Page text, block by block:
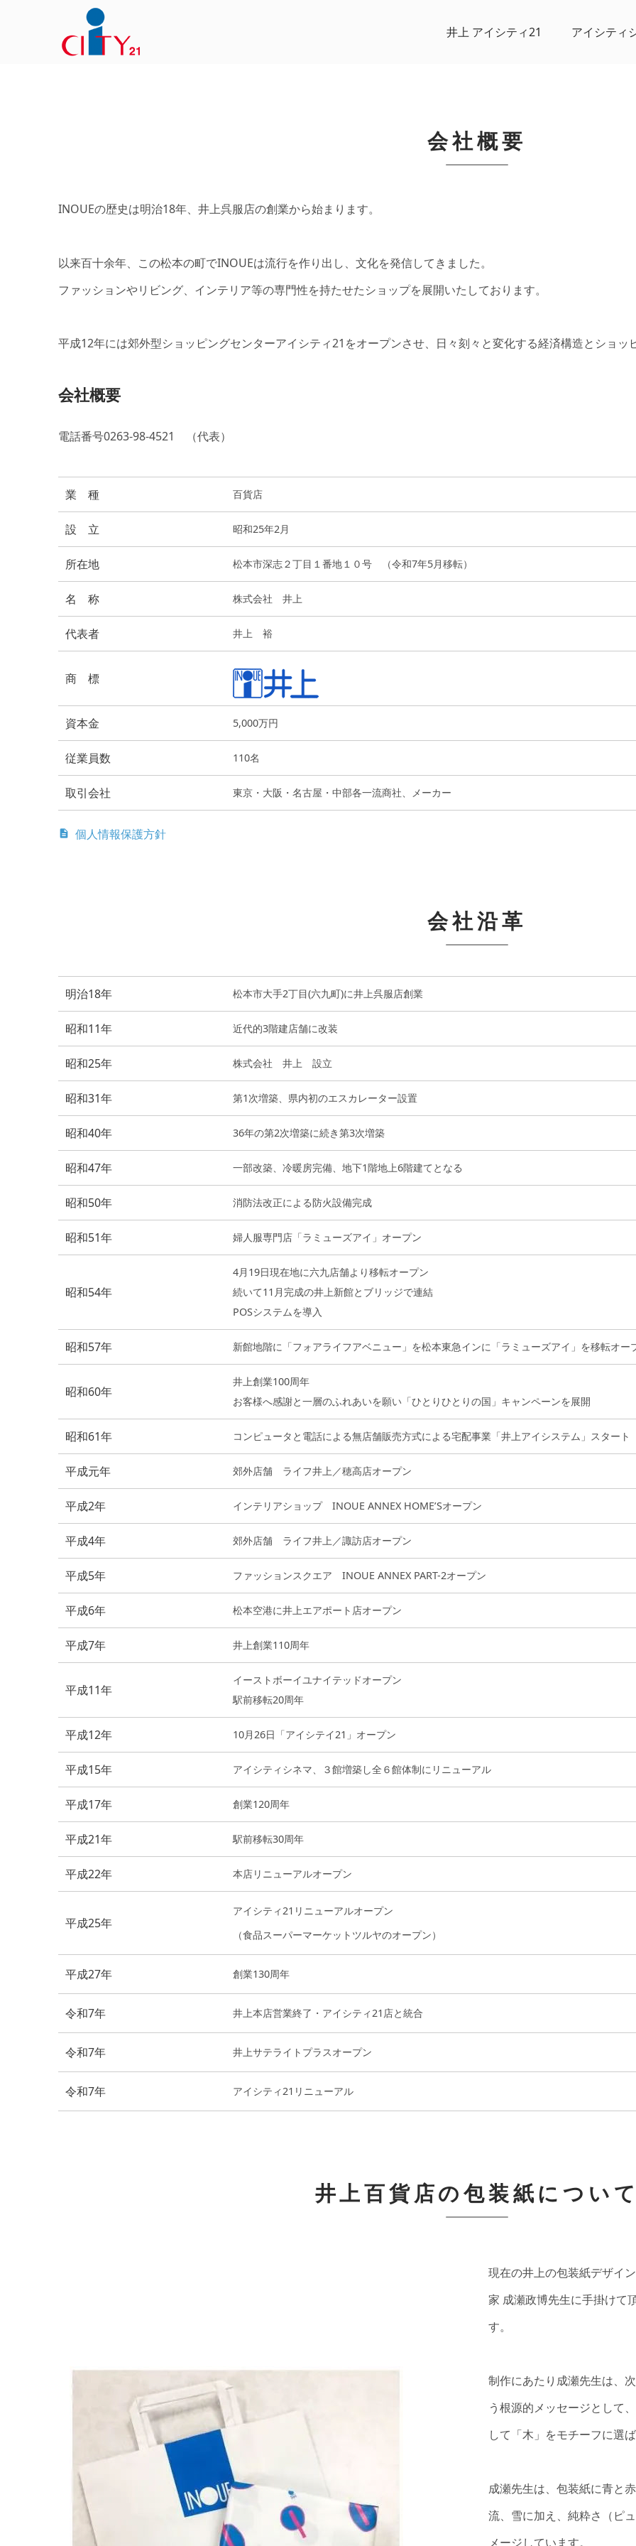
井上 アイシティ21 アイシティ
会社概要
INOUEの歴史は明治18年、井上呉服店の創業から始まります。
以来百十余年、この松本の町でINOUEは流行を作り出し、文化を発信してきました。
ファッションやリビング、インテリア等の専門性を持たせたショップを展開いたしております。
平成12年には郊外型ショッピングセンターアイシティ21をオープンさせ、日々刻々と変化する経済構造とショ
会社概要
電話番号0263-98-4521 （代表）
業 種 百貨店
設 立 昭和25年2月
所在地 松本市深志２丁目１番地１０号 （令和7年5月移転）
名 称 株式会社 井上
代表者 井上 裕
商 標
資本金 5,000万円
従業員数 110名
取引会社 東京・大阪・名古屋・中部各一流商社、メーカー
description 個人情報保護方針
会社沿革
明治18年 松本市大手2丁目(六九町)に井上呉服店創業
昭和11年 近代的3階建店舗に改装
昭和25年 株式会社 井上 設立
昭和31年 第1次増築、県内初のエスカレーター設置
昭和40年 36年の第2次増築に続き第3次増築
昭和47年 一部改築、冷暖房完備、地下1階地上6階建てとなる
昭和50年 消防法改正による防火設備完成
昭和51年 婦人服専門店「ラミューズアイ」オープン
昭和54年
4月19日現在地に六九店舗より移転オープン
続いて11月完成の井上新館とブリッジで連結
POSシステムを導入
昭和57年 新館地階に「フォアライフアベニュー」を松本東急インに「ラミューズアイ」を移転オー
昭和60年
井上創業100周年
お客様へ感謝と一層のふれあいを願い「ひとりひとりの国」キャンペーンを展開
昭和61年 コンピュータと電話による無店舗販売方式による宅配事業「井上アイシステム」スタート
平成元年 郊外店舗 ライフ井上／穂高店オープン
平成2年 インテリアショップ INOUE ANNEX HOME’Sオープン
平成4年 郊外店舗 ライフ井上／諏訪店オープン
平成5年 ファッションスクエア INOUE ANNEX PART-2オープン
平成6年 松本空港に井上エアポート店オープン
平成7年 井上創業110周年
平成11年
イーストボーイユナイテッドオープン
駅前移転20周年
平成12年 10月26日「アイシテイ21」オープン
平成15年 アイシティシネマ、３館増築し全６館体制にリニューアル
平成17年 創業120周年
平成21年 駅前移転30周年
平成22年 本店リニューアルオープン
平成25年
アイシティ21リニューアルオープン
（食品スーパーマーケットツルヤのオープン）
平成27年 創業130周年
令和7年 井上本店営業終了・アイシティ21店と統合
令和7年 井上サテライトプラスオープン
令和7年 アイシティ21リニューアル
井上百貨店の包装紙につい
現在の井上の包装紙デザイ
家 成瀬政博先生に手掛けて
す。
制作にあたり成瀬先生は、
う根源的メッセージとして
して「木」をモチーフに選
成瀬先生は、包装紙に青と
流、雪に加え、純粋さ（ピ
メージしています。